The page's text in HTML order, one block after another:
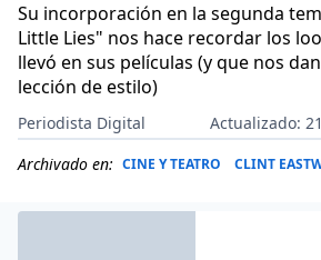
Su incorporación en la segunda
Little Lies" nos hace recordar los
llevó en sus películas (y que nos
lección de estilo)
Periodista Digital
Actualizado:
Archivado en: CINE Y TEATRO CLINT